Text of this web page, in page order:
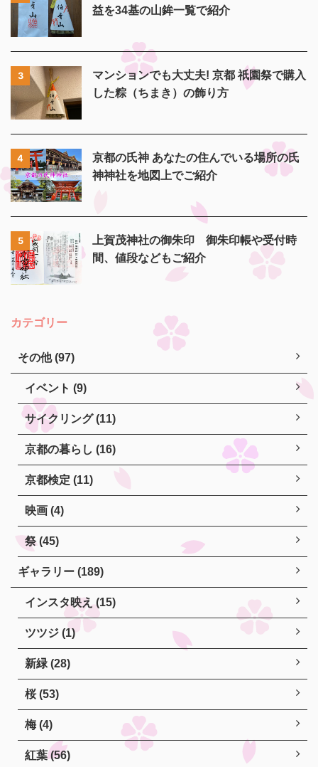
益を34基の山鉾一覧で紹介
3
マンションでも大丈夫! 京都 祇園祭で購入
した粽（ちまき）の飾り方
4
京都の氏神 あなたの住んでいる場所の氏
神神社を地図上でご紹介
5
上賀茂神社の御朱印 御朱印帳や受付時
間、値段などもご紹介
カテゴリー
その他 (97)
イベント (9)
サイクリング (11)
京都の暮らし (16)
京都検定 (11)
映画 (4)
祭 (45)
ギャラリー (189)
インスタ映え (15)
ツツジ (1)
新緑 (28)
桜 (53)
梅 (4)
紅葉 (56)